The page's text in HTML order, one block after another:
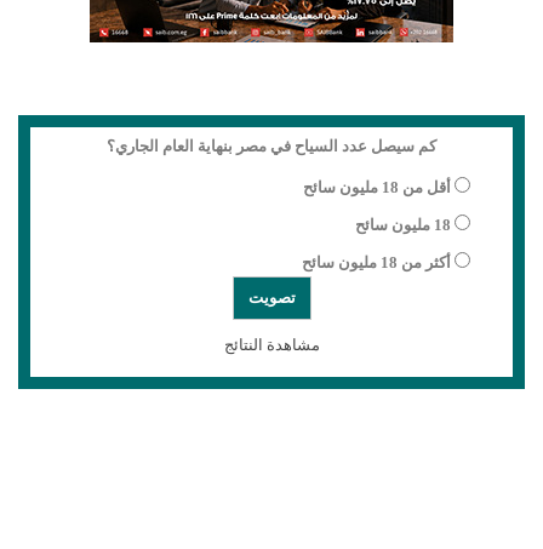
كم سيصل عدد السياح في مصر بنهاية العام الجاري؟
أقل من 18 مليون سائح
18 مليون سائح
أكثر من 18 مليون سائح
مشاهدة النتائج